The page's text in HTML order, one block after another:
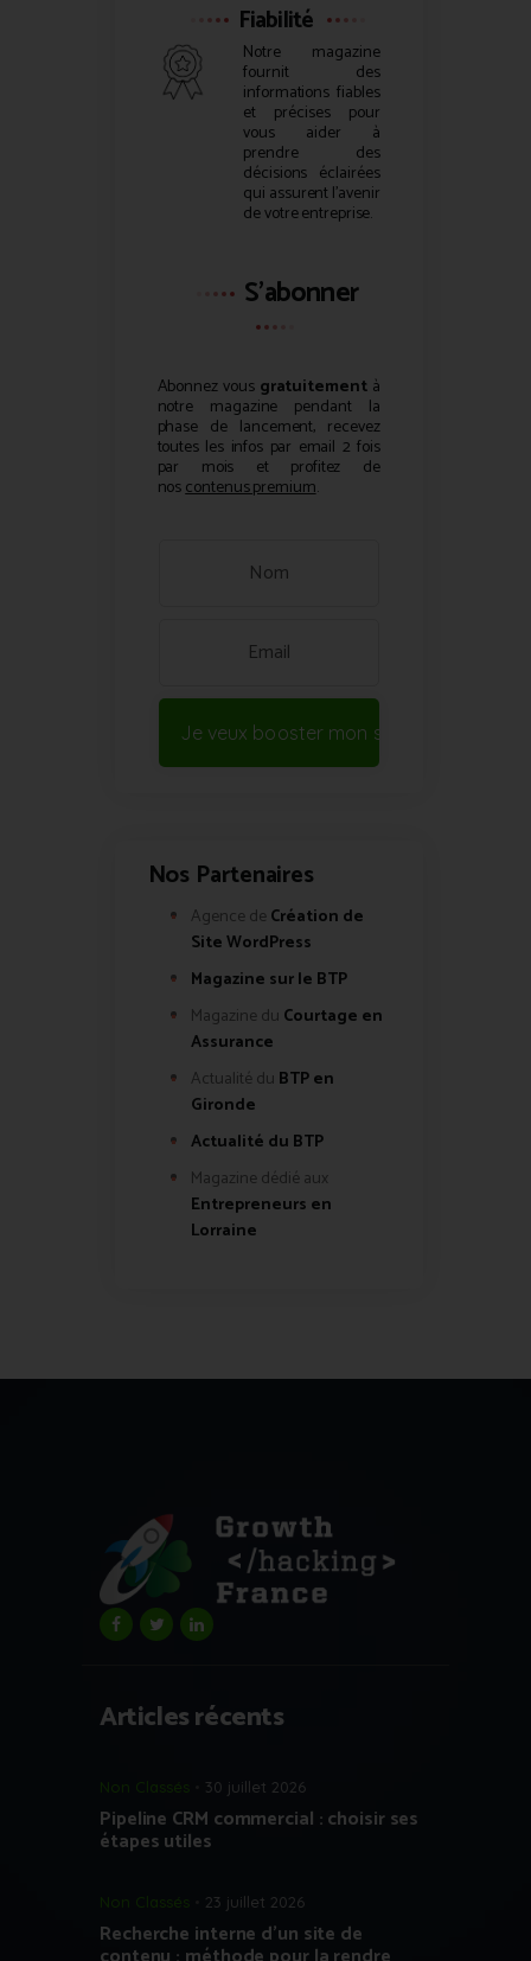
Fiabilité
Notre magazine
fournit des
informations fiables
et précises pour
vous aider à
prendre des
décisions éclairées
qui assurent l’avenir
de votre entreprise.
S'abonner
Abonnez vous gratuitementà
notre magazine pendant la
phase de lancement, recevez
toutes les infos par email 2 fois
par mois et profitez de
noscontenus premium.
Je veux booster mon site !
Nos Partenaires
Agence de Création de
Site WordPress
Magazine sur le BTP
Magazine du Courtage en
Assurance
Actualité du BTP en
Gironde
Actualité du BTP
Magazine dédié aux
Entrepreneurs en
Lorraine
Articles récents
Non Classés 30 juillet 2026
Pipeline CRM commercial : choisir ses
étapes utiles
Non Classés 23 juillet 2026
Recherche interne d’un site de